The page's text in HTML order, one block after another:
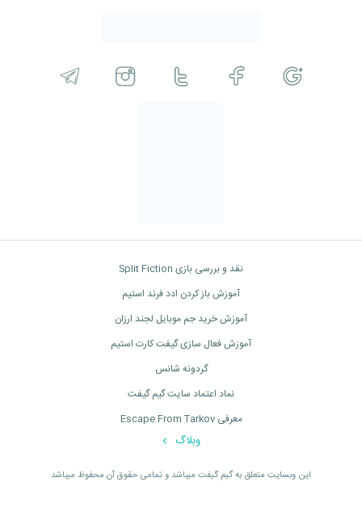
نقد و بررسی بازی Split Fiction
آموزش باز کردن ادد فرند استیم
آموزش خرید جم موبایل لجند ارزان
آموزش فعال سازی گیفت کارت استیم
گردونه شانس
نماد اعتماد سایت گیم گیفت
معرفی Escape From Tarkov
وبلاگ
اين وبسايت متعلق به گیم گیفت ميباشد و تمامی حقوق آن محفوظ ميباشد